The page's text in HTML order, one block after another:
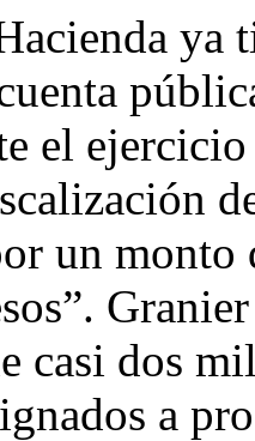
ya
el
un
casi dos
a